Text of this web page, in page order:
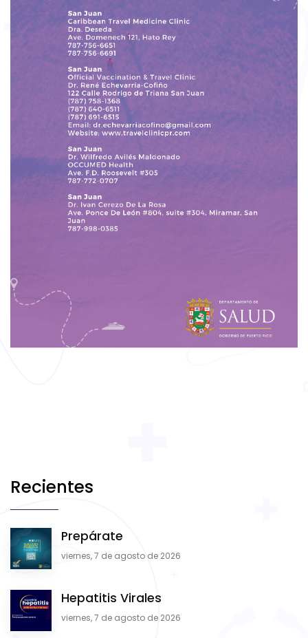
Recientes
Prepárate
viernes, 7 de agosto de 2026
Hepatitis Virales
viernes, 7 de agosto de 2026